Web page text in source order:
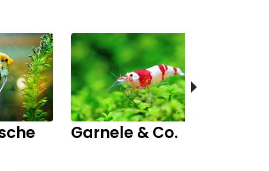
Garnele & Co.